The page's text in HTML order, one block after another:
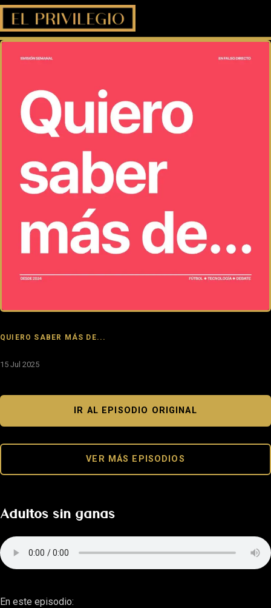
QUIERO SABER MÁS DE...
15 Jul 2025
IR AL EPISODIO ORIGINAL
VER MÁS EPISODIOS
Adultos sin ganas
En este episodio: